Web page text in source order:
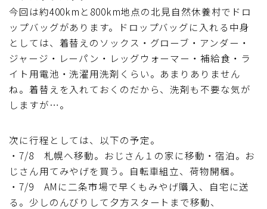
ブルベレポート2018
ブルベレポート2017
ブルベレポート2016
ブルべレポート2014
ブルべレポート2013
今回は約400kmと800km地点の北見自然休養村でドロ
ップバッグがあります。ドロップバッグに入れる中身
としては、着替えのソックス・グローブ・アンダー・
ジャージ・レーパン・レッグウォーマー・補給食・ラ
イト用電池・洗濯用洗剤くらい。あまりありません
ね。着替えを入れておくのだから、洗剤も不要な気が
しますが…。
次に行程としては、以下の予定。
・7/8 札幌へ移動。おじさん１の家に移動・宿泊。お
じさん用てみやげを買う。自転車組立、荷物開梱。
・7/9 AMに二条市場で早くもみやげ購入、自宅に送
る。少しのんびりして夕方スタートまで移動、